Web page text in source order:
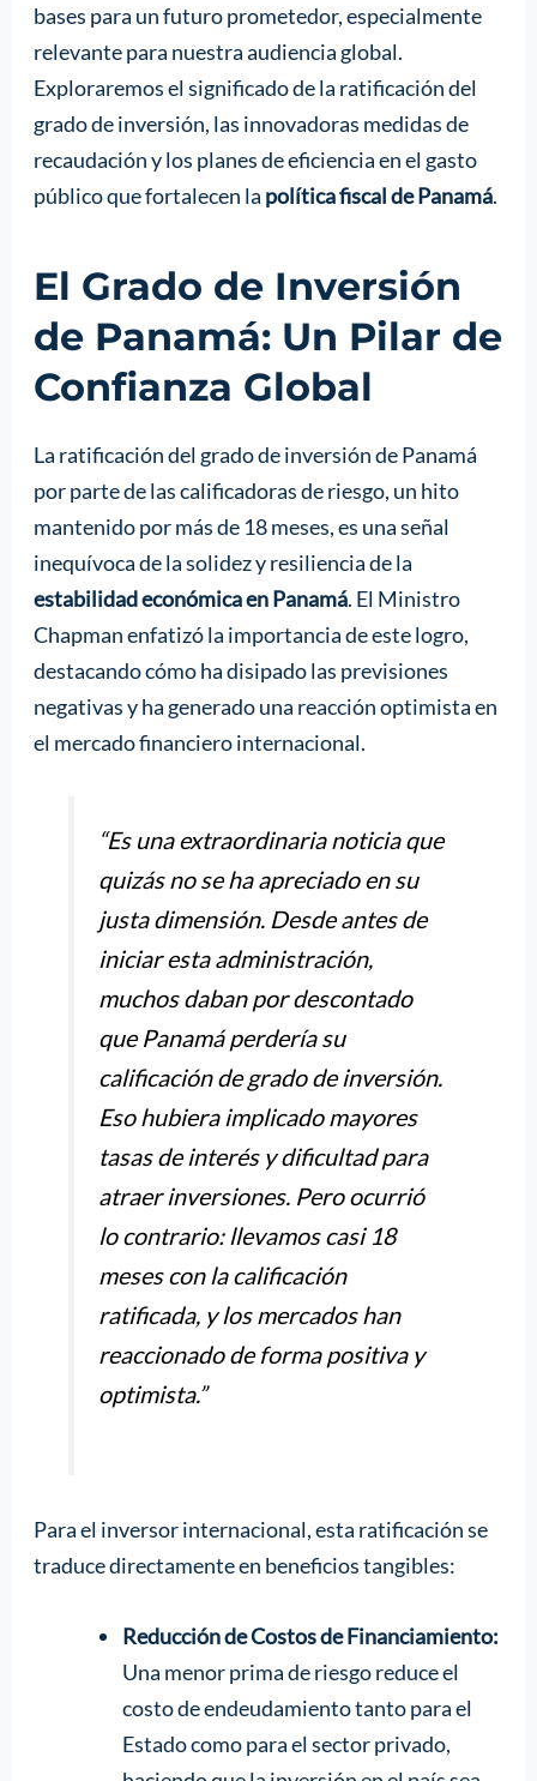
bases para un futuro prometedor, especialmente
relevante para nuestra audiencia global.
Exploraremos el significado de la ratificación del
grado de inversión, las innovadoras medidas de
recaudación y los planes de eficiencia en el gasto
público que fortalecen la política fiscal de Panamá.
El Grado de Inversión
de Panamá: Un Pilar de
Confianza Global
La ratificación del grado de inversión de Panamá
por parte de las calificadoras de riesgo, un hito
mantenido por más de 18 meses, es una señal
inequívoca de la solidez y resiliencia de la
estabilidad económica en Panamá. El Ministro
Chapman enfatizó la importancia de este logro,
destacando cómo ha disipado las previsiones
negativas y ha generado una reacción optimista en
el mercado financiero internacional.
“Es una extraordinaria noticia que
quizás no se ha apreciado en su
justa dimensión. Desde antes de
iniciar esta administración,
muchos daban por descontado
que Panamá perdería su
calificación de grado de inversión.
Eso hubiera implicado mayores
tasas de interés y dificultad para
atraer inversiones. Pero ocurrió
lo contrario: llevamos casi 18
meses con la calificación
ratificada, y los mercados han
reaccionado de forma positiva y
optimista.”
Para el inversor internacional, esta ratificación se
traduce directamente en beneficios tangibles:
Reducción de Costos de Financiamiento:
Una menor prima de riesgo reduce el
costo de endeudamiento tanto para el
Estado como para el sector privado,